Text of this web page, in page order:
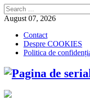
Search
for:
August 07, 2026
Contact
Despre COOKIES
Politica de